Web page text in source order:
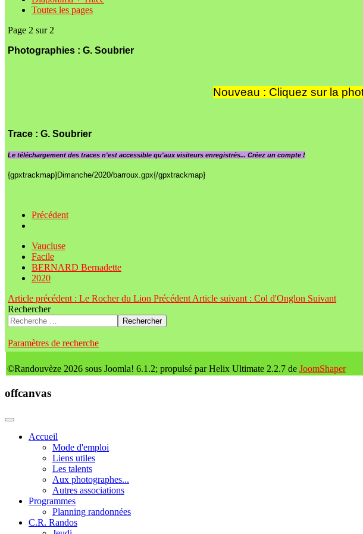
Toutes les pages
Page 2 sur 2
Photographies : G. Soubrier
Nouveau : Cliquez sur la
Trace : G. Soubrier
Le téléchargement des traces n'est accessible qu'aux visiteurs enregistrés... Créez un compte !
{gpxtrackmap}Dimanche/2020/barroux.gpx{/gpxtrackmap}
Précédent
Vaucluse
Facile
BERNARD Bernadette
2020
Article précédent : Le Rocher du Lion Précédent Article suivant : Col d'Onglon Suivant
Rechercher
Rechercher
Paramètres de recherche
©Randouvèze 2026 sous Joomla! 6.1.2; propulsé par Helix Ultimate 2.2.7 de JoomShaper
offcanvas
Accueil
Mode d'emploi
Liens utiles
Les talents
Aux photographes...
Autres associations
Programmes
Planning randonnées
C.R. Randos